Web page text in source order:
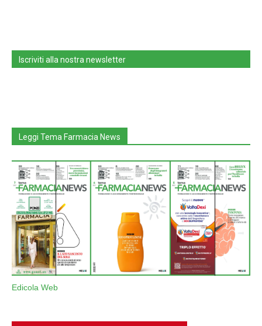
Iscriviti alla nostra newsletter
Leggi Tema Farmacia News
Edicola Web